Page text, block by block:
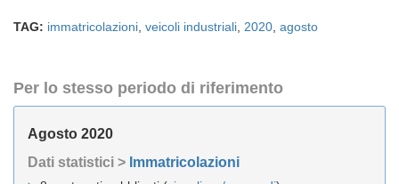
TAG: immatricolazioni veicoli industriali 2020 agosto
Per lo stesso periodo di riferimento
Agosto 2020
Dati statistici > Immatricolazioni